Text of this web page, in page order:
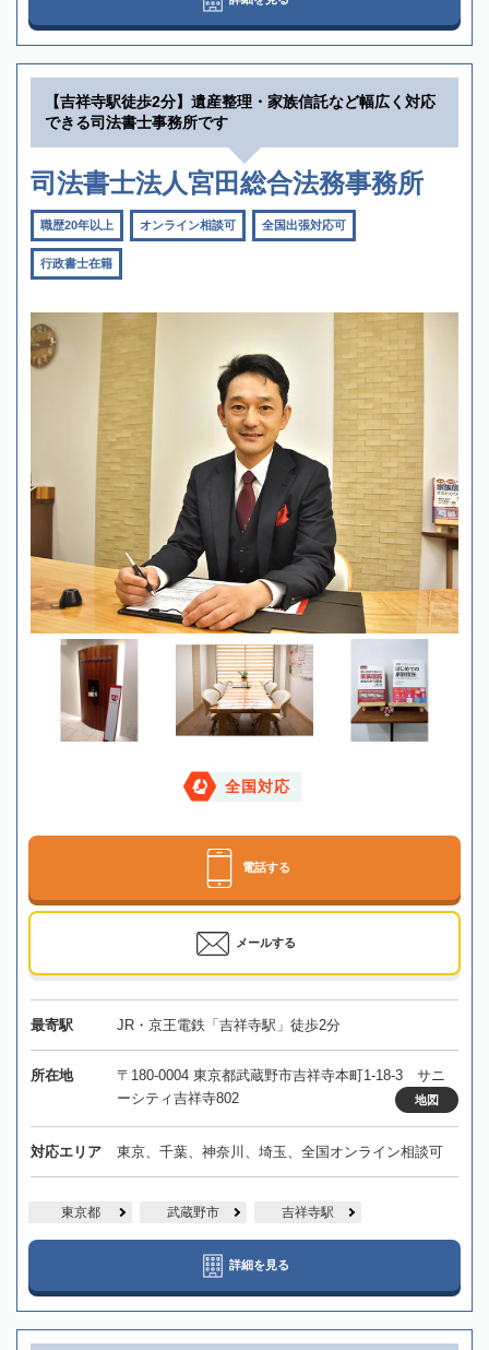
【吉祥寺駅徒歩2分】遺産整理・家族信託など幅広く対応
できる司法書士事務所です
司法書士法人宮田総合法務事務所
職歴20年以上 オンライン相談可 全国出張対応可
行政書士在籍
全国対応
電話する
メールする
最寄駅 JR・京王電鉄「吉祥寺駅」徒歩2分
所在地
〒180-0004 東京都武蔵野市吉祥寺本町1-18-3 サニ
ーシティ吉祥寺802
地図
対応エリア 東京、千葉、神奈川、埼玉、全国オンライン相談可
東京都 武蔵野市 吉祥寺駅
詳細を見る